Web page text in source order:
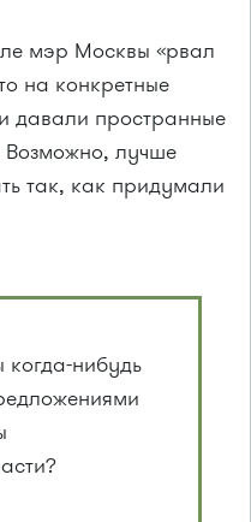
мэр Москвы «рвал
на конкретные
давали пространные
Возможно, лучше
так, как придумали
нибудь